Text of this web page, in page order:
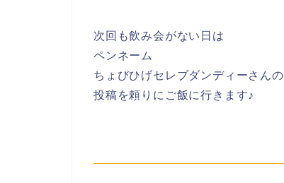
次回も飲み会がない日は
ペンネーム
ちょびひげセレブダンディーさんの
投稿を頼りにご飯に行きます♪